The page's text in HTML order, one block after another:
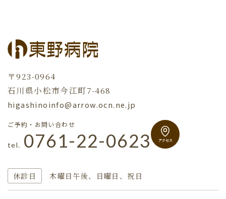
〒923-0964
石川県小松市今江町7-468
higashinoinfo@arrow.ocn.ne.jp
ご予約・お問い合わせ
tel. 0761-22-0623
休診日 木曜日午後、日曜日、祝日